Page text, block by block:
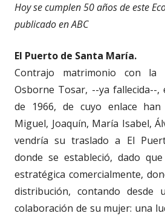
Hoy se cumplen 50 años de este
publicado en ABC
El Puerto de Santa María.
Contrajo matrimonio con la
Osborne Tosar, --ya fallecida--,
de 1966, de cuyo enlace
Miguel, Joaquín, María Isabel,
vendría su traslado a El
donde se estableció, dado
estratégica comercialmente,
distribución, contando desde
colaboración de su mujer: una